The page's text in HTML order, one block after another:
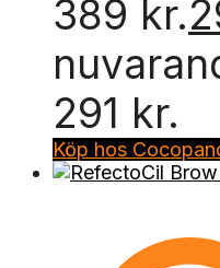
389 kr.
291 kr.
Köp hos